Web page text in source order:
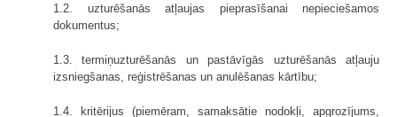
1.2. uzturēšanās atļaujas pieprasīšanai nepieciešamos
dokumentus;
1.3. termiņuzturēšanās un pastāvīgās uzturēšanās atļauju
izsniegšanas, reģistrēšanas un anulēšanas kārtību;
1.4. kritērijus (piemēram, samaksātie nodokļi, apgrozījums,